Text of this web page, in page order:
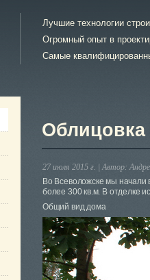
Лучшие технологии
Огромный опыт в
Самые
27 июля 2015 г. | Автор:
Во Всеволожске мы
более 300 кв.м. В отделке
Общий вид дома